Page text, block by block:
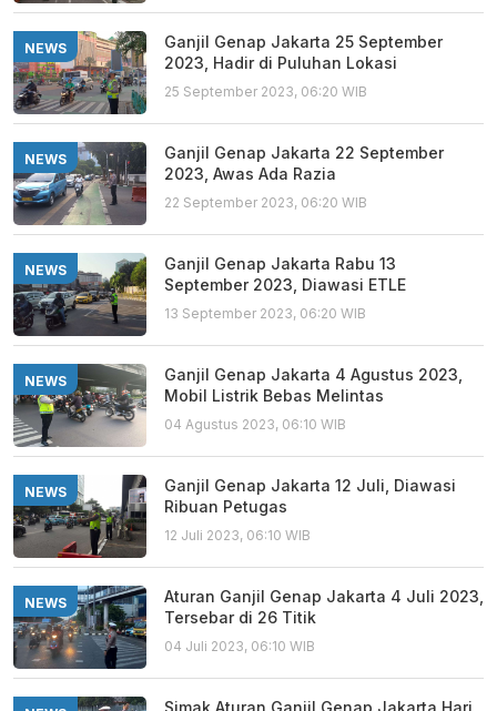
NEWS
Ganjil Genap Jakarta 25 September
2023, Hadir di Puluhan Lokasi
25 September 2023, 06:20 WIB
NEWS
Ganjil Genap Jakarta 22 September
2023, Awas Ada Razia
22 September 2023, 06:20 WIB
NEWS
Ganjil Genap Jakarta Rabu 13
September 2023, Diawasi ETLE
13 September 2023, 06:20 WIB
NEWS
Ganjil Genap Jakarta 4 Agustus 2023,
Mobil Listrik Bebas Melintas
04 Agustus 2023, 06:10 WIB
NEWS
Ganjil Genap Jakarta 12 Juli, Diawasi
Ribuan Petugas
12 Juli 2023, 06:10 WIB
NEWS
Aturan Ganjil Genap Jakarta 4 Juli 2023,
Tersebar di 26 Titik
04 Juli 2023, 06:10 WIB
Simak Aturan Ganjil Genap Jakarta Hari